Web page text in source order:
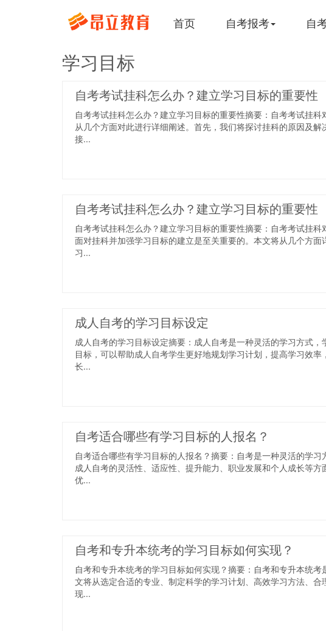
首页 自考报考 自
学习目标
自考考试挂科怎么办？建立学习目标的重要性
自考考试挂科怎么办？建立学习目标的重要性摘要：自考考试挂
从几个方面对此进行详细阐述。首先，我们将探讨挂科的原因及解
接...
自考考试挂科怎么办？建立学习目标的重要性
自考考试挂科怎么办？建立学习目标的重要性摘要：自考考试挂
面对挂科并加强学习目标的建立是至关重要的。本文将从几个方
习...
成人自考的学习目标设定
成人自考的学习目标设定摘要：成人自考是一种灵活的学习方式
目标，可以帮助成人自考学生更好地规划学习计划，提高学习效
长...
自考适合哪些有学习目标的人报名？
自考适合哪些有学习目标的人报名？摘要：自考是一种灵活的学
成人自考的灵活性、适应性、提升能力、职业发展和个人成长等
优...
自考和专升本统考的学习目标如何实现？
自考和专升本统考的学习目标如何实现？摘要：自考和专升本统
文将从选定合适的专业、制定科学的学习计划、高效学习方法、
现...